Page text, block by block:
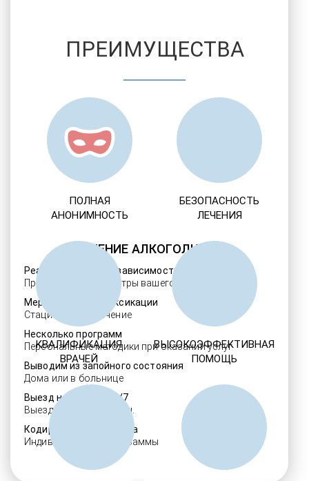
ЛЕЧЕНИЕ АЛКОГОЛИЗМА
Реабилитация алкозависимости
Проверенные ребцентры вашего региона
Мероприятия детоксикации
Стационарное лечение
Несколько программ
Персональные методики при оказании услуг
Выводим из запойного состояния
Дома или в больнице
Выезд нарколога 24/7
Выезд в течение 30 мин.
Кодировка алкоголизма
Индивидуальные программы
ПРЕИМУЩЕСТВА
ПОЛНАЯ
АНОНИМНОСТЬ
БЕЗОПАСНОСТЬ
ЛЕЧЕНИЯ
КВАЛИФИКАЦИЯ
ВРАЧЕЙ
ВЫСОКОЭФФЕКТИВНАЯ
ПОМОЩЬ